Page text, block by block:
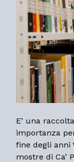
E’ una
importanza
fine degli anni
mostre di Ca’